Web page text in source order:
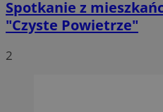
Spotkanie z
"Czyste Powietrze"
2